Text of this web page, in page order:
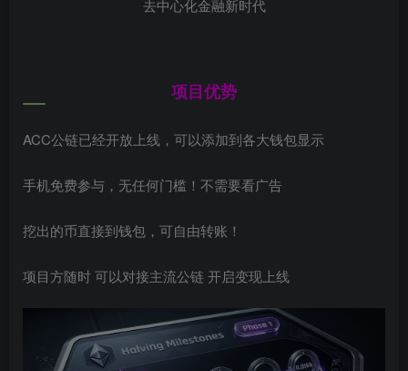
去中心化金融新时代
项目优势
ACC公链已经开放上线，可以添加到各大钱包显示
手机免费参与，无任何门槛！不需要看广告
挖出的币直接到钱包，可自由转账！
项目方随时 可以对接主流公链 开启变现上线